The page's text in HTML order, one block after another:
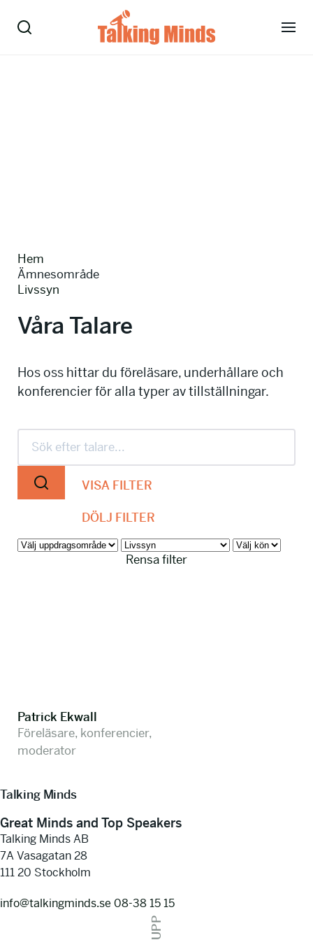
Kontakt
08-38 15 15
info@talkingminds.se
Hem
Ämnesområde
Livssyn
Våra Talare
Hos oss hittar du föreläsare, underhållare och
konferencier för alla typer av tillställningar.
VISA FILTER
DÖLJ FILTER
Rensa filter
Patrick Ekwall
Föreläsare, konferencier,
moderator
Talking Minds
Great Minds and Top Speakers
Talking Minds AB
7A Vasagatan 28
111 20 Stockholm
info@talkingminds.se 08-38 15 15
UPP